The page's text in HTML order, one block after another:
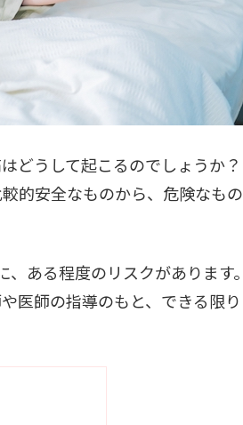
どうして起こるのでしょうか？
的安全なものから、危険なもの
ある程度のリスクがあります。
医師の指導のもと、できる限り